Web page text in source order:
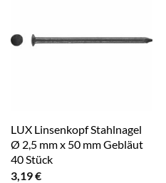
LUX Linsenkopf Stahlnagel
Ø 2,5 mm x 50 mm Gebläut
40 Stück
3,19€